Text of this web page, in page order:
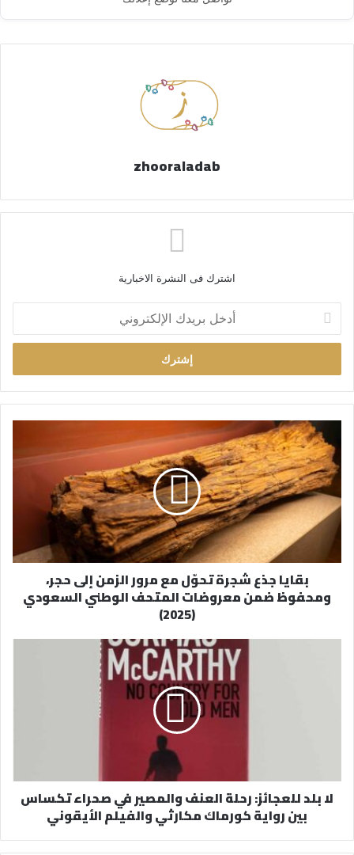
zhooraladab
اشترك فى النشرة الاخبارية
خ
ب
ر
ك
ل
ك
ر
بقايا جذع شجرة تحوّل مع مرور الزمن إلى حجر،
ومحفوظ ضمن معروضات المتحف الوطني السعودي
(2025)
لا بلد للعجائز: رحلة العنف والمصير في صحراء تكساس
بين رواية كورماك مكارثي والفيلم الأيقوني